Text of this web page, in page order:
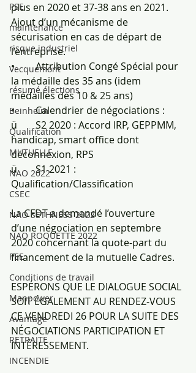
PSE
maintenance
risque industriel
Vecquemont
résumé élections
Beinheim
Qualification
MUTUELLE
NAO 2022
CSEC
NAO SETHNESS 2022
NAO ROQUETTE 2022
PEE
Conditions de travail
Manpower
Avantage
RETRAITE
INCENDIE
plus en 2020 et 37-38 ans en 2021.
Ajout d’un mécanisme de
sécurisation en cas de départ de
l’entreprise.
•	Attribution Congé Spécial pour
la médaille des 35 ans (idem
médailles des 10 & 25 ans)
•	Calendrier de négociations :
ü	S2 2020 : Accord IRP, GEPPMM,
handicap, smart office dont
déconnexion, RPS
ü	S1 2021 :
Qualification/Classification
La CFDT a demandé l’ouverture
d’une négociation en septembre
2020 concernant la quote-part du
financement de la mutuelle Cadres.
ESPÉRONS QUE LE DIALOGUE SOCIAL
SOIT ÉGALEMENT AU RENDEZ-VOUS
CE VENDREDI 26 POUR LA SUITE DES
NÉGOCIATIONS PARTICIPATION ET
INTÉRESSEMENT.